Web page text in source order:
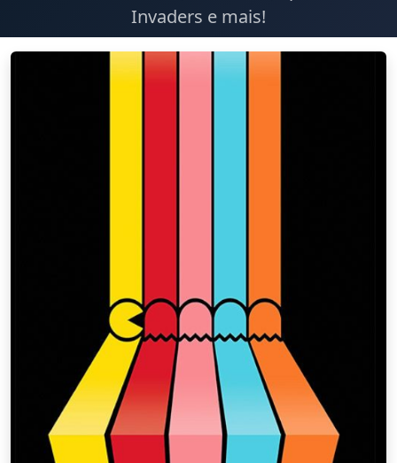
Invaders e mais!